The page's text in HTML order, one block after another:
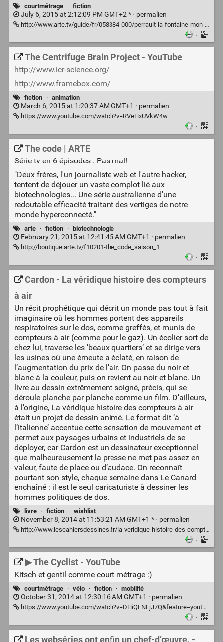
courtmétrage · fiction
July 6, 2015 at 2:12:09 PM GMT+2 * · permalien
http://www.arte.tv/guide/fr/058384-000/perrault-la-fontaine-mon-cul
·
The Centrifuge Brain Project - YouTube
http://www.icr-science.org/
http://www.framebox.com/
fiction · animation
March 6, 2015 at 1:20:37 AM GMT+1 · permalien
https://www.youtube.com/watch?v=RVeHxUVkW4w
·
The code | ARTE
Série tv en 6 épisodes . Pas mal!
"Deux frères, l'un journaliste web et l'autre hacker,
tentent de déjouer un vaste complot lié aux
biotechnologies... Une série australienne d'une
redoutable efficacité traitant des vertiges de notre
monde hyperconnecté."
arte · fiction · biotechnologie
February 21, 2015 at 12:41:45 AM GMT+1 · permalien
http://boutique.arte.tv/f10201-the_code_saison_1
·
Cardon - La véridique histoire des compteurs
à air
Un récit prophétique qui décrit un monde pas tout à fait
imaginaire où les hommes portent des appareils
respiratoires sur le dos, comme greffés, et munis de
compteurs à air (comme pour le gaz). Un écolier sort de
chez lui, traverse les ’beaux quartiers’ et se dirige vers
les usines où une émeute a éclaté, en raison de
l’augmentation du prix de l’air. On passe du noir et
blanc à la couleur, puis on revient au noir et blanc. Un
livre au dessin extrêmement soigné, précis, qui se
déroule planche par planche comme un film. D’ailleurs,
à l’origine, La véridique histoire des compteurs à air
était un projet de dessin animé. Le format dit ’à
l’italienne’ accentue cette sensation de mouvement et
permet aux paysages urbains et industriels de se
déployer, car Cardon est un dessinateur exceptionnel
que malheureusement la presse ne met pas assez en
valeur, faute de place ou d’audace. On reconnaît
pourtant son style, chaque semaine dans Le Canard
enchaîné : il est le seul caricaturiste à dessiner les
hommes politiques de dos.
livre · fiction · wishlist
November 8, 2014 at 11:53:21 AM GMT+1 * · permalien
http://www.lescahiersdessines.fr/la-veridique-histoire-des-compteurs-a-air--cardon-9782283025215
·
▶ The Cyclist - YouTube
Kitsch et gentil comme court métrage :)
courtmétrage · vélo · fiction · mobilité
October 31, 2014 at 12:30:16 AM GMT+1 · permalien
https://www.youtube.com/watch?v=DHiQLNEjJ7Q&feature=youtu.be
·
Les webséries ont enfin un chef-d’œuvre. -